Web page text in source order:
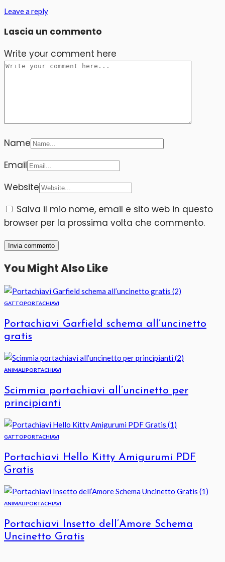
Leave a reply
Lascia un commento
Write your comment here
Name
Email
Website
Salva il mio nome, email e sito web in questo
browser per la prossima volta che commento.
You Might Also Like
GATTOPORTACHIAVI
Portachiavi Garfield schema all’uncinetto
gratis
ANIMALIPORTACHIAVI
Scimmia portachiavi all’uncinetto per
principianti
GATTOPORTACHIAVI
Portachiavi Hello Kitty Amigurumi PDF
Gratis
ANIMALIPORTACHIAVI
Portachiavi Insetto dell’Amore Schema
Uncinetto Gratis